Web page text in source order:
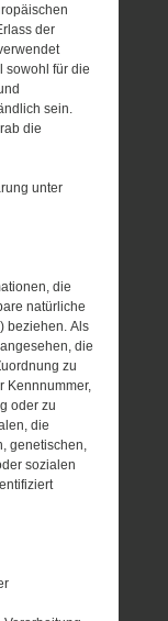
der
sowohl für die
sein.
die
unter
die
natürliche
beziehen. Als
die
zu
Kennnummer,
oder zu
die
genetischen,
sozialen